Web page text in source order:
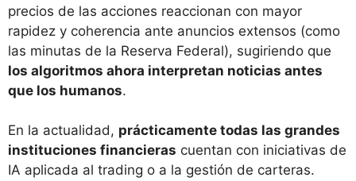
precios de las acciones reaccionan con mayor
rapidez y coherencia ante anuncios extensos (como
las minutas de la Reserva Federal), sugiriendo que
los algoritmos ahora interpretan noticias antes
que los humanos​.
En la actualidad, prácticamente todas las grandes
instituciones financieras cuentan con iniciativas de
IA aplicada al trading o a la gestión de carteras.